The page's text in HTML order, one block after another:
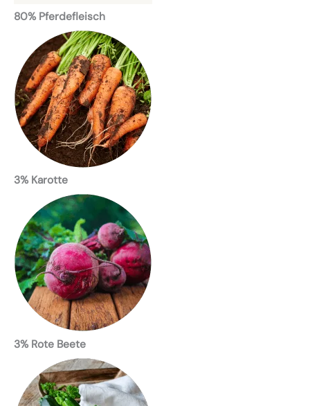
80% Pferdefleisch
3% Karotte
3% Rote Beete